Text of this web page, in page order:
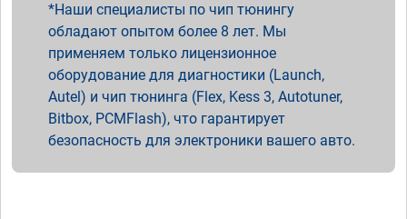
Наши специалисты по чип тюнингу
обладают опытом более 8 лет. Мы
применяем только лицензионное
оборудование для диагностики (Launch,
Autel) и чип тюнинга (Flex, Kess 3, Autotuner,
Bitbox, PCMFlash), что гарантирует
безопасность для электроники вашего авто.